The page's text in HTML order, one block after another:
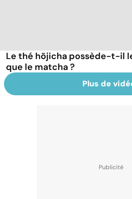
Le thé hōjicha possède-t-il
que le matcha ?
Plus de